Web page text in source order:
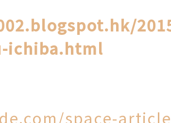
ichiba.html
space-